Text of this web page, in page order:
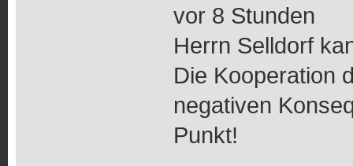
vor 8 Stunden
Herrn Selldorf
Die Kooperation
negativen
Punkt!